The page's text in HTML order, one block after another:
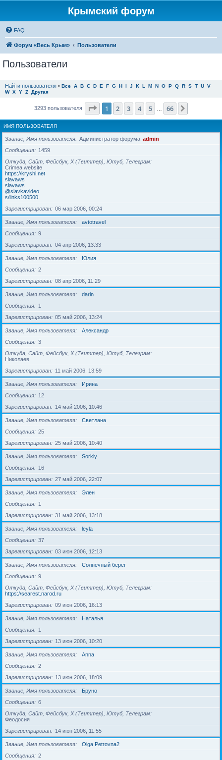
Крымский форум
FAQ
Форум «Весь Крым» Пользователи
Пользователи
Найти пользователя • Все A B C D E F G H I J K L M N O P Q R S T U V
W X Y Z Другая
3293 пользователя Страница из 66
1 2 3 4 5 66
ИМЯ ПОЛЬЗОВАТЕЛЯ
Звание, Имя пользователя Администратор форума admin
Сообщения
1459
Откуда, Сайт, Фейсбук, X (Твиттер), Ютуб, Телеграм
Crimea.website
https://kryshi.net
slavaws
slavaws
@slavkavideo
s/links100500
Зарегистрирован
06 мар 2006, 00:24
Звание, Имя пользователя
avtotravel
Сообщения
9
Зарегистрирован
04 апр 2006, 13:33
Звание, Имя пользователя
Юлия
Сообщения
2
Зарегистрирован
08 апр 2006, 11:29
Звание, Имя пользователя
darin
Сообщения
1
Зарегистрирован
05 май 2006, 13:24
Звание, Имя пользователя
Александр
Сообщения
3
Откуда, Сайт, Фейсбук, X (Твиттер), Ютуб, Телеграм
Николаев
Зарегистрирован
11 май 2006, 13:59
Звание, Имя пользователя
Ирина
Сообщения
12
Зарегистрирован
14 май 2006, 10:46
Звание, Имя пользователя
Светлана
Сообщения
25
Зарегистрирован
25 май 2006, 10:40
Звание, Имя пользователя
Sorkiy
Сообщения
16
Зарегистрирован
27 май 2006, 22:07
Звание, Имя пользователя
Элен
Сообщения
1
Зарегистрирован
31 май 2006, 13:18
Звание, Имя пользователя
leyla
Сообщения
37
Зарегистрирован
03 июн 2006, 12:13
Звание, Имя пользователя
Солнечный берег
Сообщения
9
Откуда, Сайт, Фейсбук, X (Твиттер), Ютуб, Телеграм
https://searest.narod.ru
Зарегистрирован
09 июн 2006, 16:13
Звание, Имя пользователя
Наталья
Сообщения
1
Зарегистрирован
13 июн 2006, 10:20
Звание, Имя пользователя
Anna
Сообщения
2
Зарегистрирован
13 июн 2006, 18:09
Звание, Имя пользователя
Бруно
Сообщения
6
Откуда, Сайт, Фейсбук, X (Твиттер), Ютуб, Телеграм
Феодосия
Зарегистрирован
14 июн 2006, 11:55
Звание, Имя пользователя
Olga Petrovna2
Сообщения
2